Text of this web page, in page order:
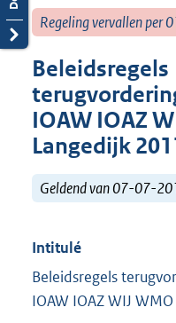
Regeling vervallen per
Beleidsregels
IOAW IOAZ
Langedijk
Geldend van 07-07-
Intitulé
Beleidsregels
IOAW IOAZ WIJ